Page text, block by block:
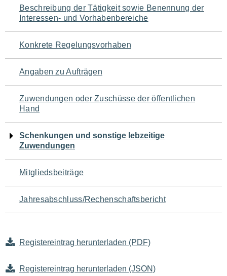
den
Seiteninhalt
Beschreibung der Tätigkeit sowie Benennung der
Interessen- und Vorhabenbereiche
Konkrete Regelungsvorhaben
Angaben zu Aufträgen
Zuwendungen oder Zuschüsse der öffentlichen
Hand
Schenkungen und sonstige lebzeitige
Zuwendungen
Mitgliedsbeiträge
Jahresabschluss/Rechenschaftsbericht
Registereintrag herunterladen (PDF)
Registereintrag herunterladen (JSON)